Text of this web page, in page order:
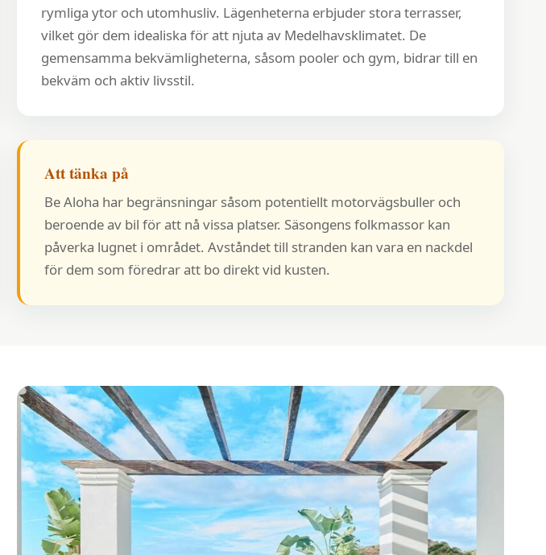
rymliga ytor och utomhusliv. Lägenheterna erbjuder stora terrasser,
vilket gör dem idealiska för att njuta av Medelhavsklimatet. De
gemensamma bekvämligheterna, såsom pooler och gym, bidrar till en
bekväm och aktiv livsstil.
Att tänka på
Be Aloha har begränsningar såsom potentiellt motorvägsbuller och
beroende av bil för att nå vissa platser. Säsongens folkmassor kan
påverka lugnet i området. Avståndet till stranden kan vara en nackdel
för dem som föredrar att bo direkt vid kusten.